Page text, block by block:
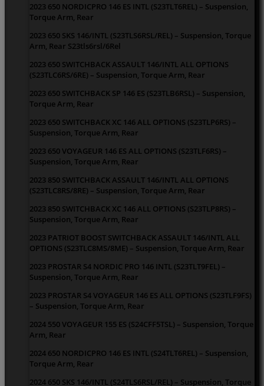
2023 650 NORDICPRO 146 ES INTL (S23TLT6REL) – Suspension,
Torque Arm, Rear
2023 650 SKS 146/INTL (S23TLS6RSL/REL) – Suspension, Torque
Arm, Rear S23tls6rsl/6Rel
2023 650 SWITCHBACK ASSAULT 146/INTL ALL OPTIONS
(S23TLC6RS/6RE) – Suspension, Torque Arm, Rear
2023 650 SWITCHBACK SP 146 ES (S23TLB6RSL) – Suspension,
Torque Arm, Rear
2023 650 SWITCHBACK XC 146 ALL OPTIONS (S23TLP6RS) –
Suspension, Torque Arm, Rear
2023 650 VOYAGEUR 146 ES ALL OPTIONS (S23TLF6RS) –
Suspension, Torque Arm, Rear
2023 850 SWITCHBACK ASSAULT 146/INTL ALL OPTIONS
(S23TLC8RS/8RE) – Suspension, Torque Arm, Rear
2023 850 SWITCHBACK XC 146 ALL OPTIONS (S23TLP8RS) –
Suspension, Torque Arm, Rear
2023 PATRIOT BOOST SWITCHBACK ASSAULT 146/INTL ALL
OPTIONS (S23TLC8MS/8ME) – Suspension, Torque Arm, Rear
2023 PROSTAR S4 NORDIC PRO 146 INTL (S23TLT9FEL) –
Suspension, Torque Arm, Rear
2023 PROSTAR S4 VOYAGEUR 146 ES ALL OPTIONS (S23TLF9FS)
– Suspension, Torque Arm, Rear
2024 550 VOYAGEUR 155 ES (S24CFF5TSL) – Suspension, Torque
Arm, Rear
2024 650 NORDICPRO 146 ES INTL (S24TLT6REL) – Suspension,
Torque Arm, Rear
2024 650 SKS 146/INTL (S24TLS6RSL/REL) – Suspension, Torque